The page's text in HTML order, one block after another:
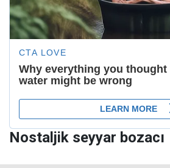
Nostaljik seyyar bozacı